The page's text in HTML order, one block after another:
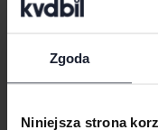
Zgoda
Niniejsza strona
2018
57 070 km
Cena startowa